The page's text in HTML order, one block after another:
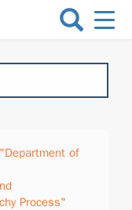
選
換
"Department of
Process"